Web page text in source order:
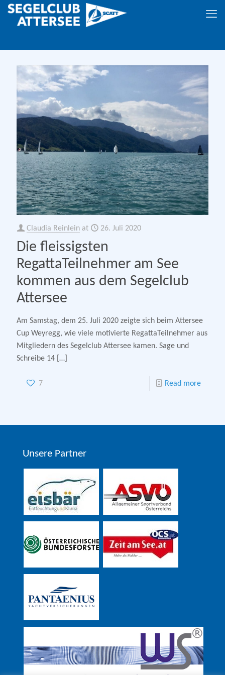
Claudia Reinlein at 26. Juli 2020
Die fleissigsten
RegattaTeilnehmer am See
kommen aus dem Segelclub
Attersee
Am Samstag, dem 25. Juli 2020 zeigte sich beim Attersee
Cup Weyregg, wie viele motivierte RegattaTeilnehmer aus
Mitgliedern des Segelclub Attersee kamen. Sage und
Schreibe 14 […]
7 Read more
Unsere Partner